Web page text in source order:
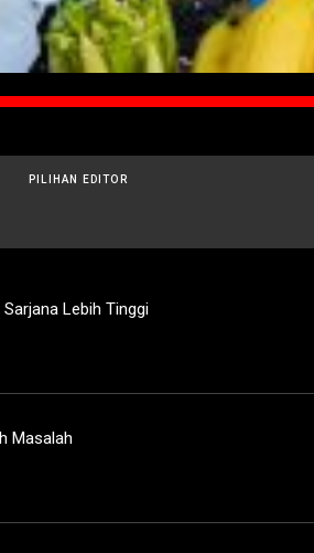
PILIHAN EDITOR
Lebih Tinggi
Masalah